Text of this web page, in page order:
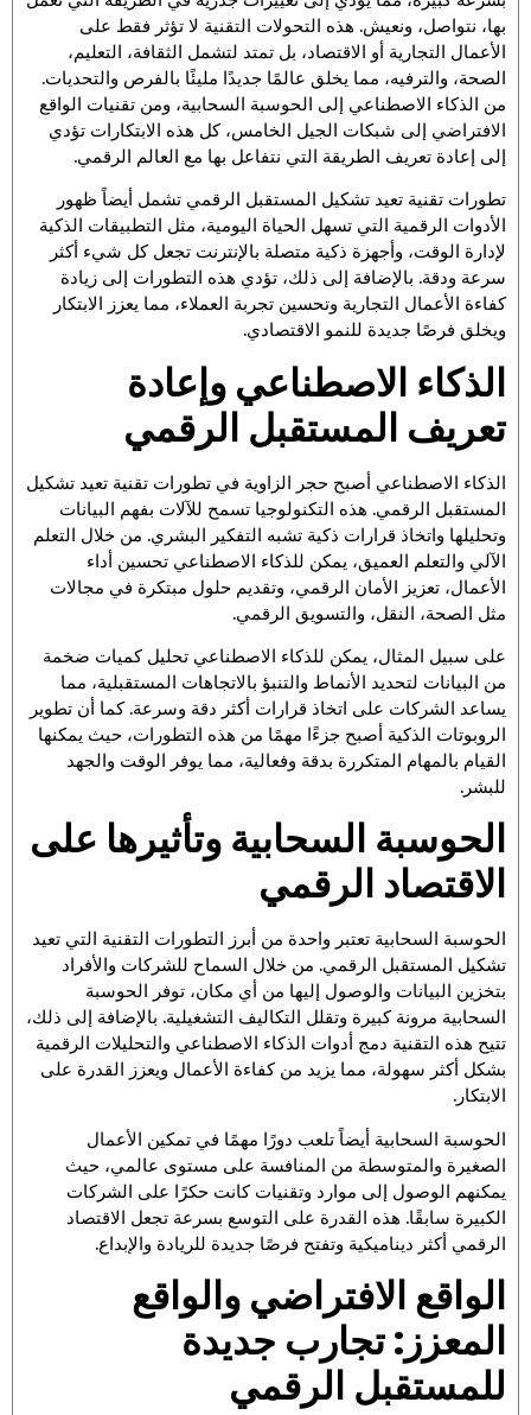
بها، نتواصل، ونعيش. هذه التحولات التقنية لا تؤثر فقط على
الأعمال التجارية أو الاقتصاد، بل تمتد لتشمل الثقافة، التعليم،
الصحة، والترفيه، مما يخلق عالمًا جديدًا مليئًا بالفرص والتحديات.
من الذكاء الاصطناعي إلى الحوسبة السحابية، ومن تقنيات الواقع
الافتراضي إلى شبكات الجيل الخامس، كل هذه الابتكارات تؤدي
إلى إعادة تعريف الطريقة التي نتفاعل بها مع العالم الرقمي.
تطورات تقنية تعيد تشكيل المستقبل الرقمي تشمل أيضاً ظهور
الأدوات الرقمية التي تسهل الحياة اليومية، مثل التطبيقات الذكية
لإدارة الوقت، وأجهزة ذكية متصلة بالإنترنت تجعل كل شيء أكثر
سرعة ودقة. بالإضافة إلى ذلك، تؤدي هذه التطورات إلى زيادة
كفاءة الأعمال التجارية وتحسين تجربة العملاء، مما يعزز الابتكار
ويخلق فرصًا جديدة للنمو الاقتصادي.
الذكاء الاصطناعي وإعادة
تعريف المستقبل الرقمي
الذكاء الاصطناعي أصبح حجر الزاوية في تطورات تقنية تعيد تشكيل
المستقبل الرقمي. هذه التكنولوجيا تسمح للآلات بفهم البيانات
وتحليلها واتخاذ قرارات ذكية تشبه التفكير البشري. من خلال التعلم
الآلي والتعلم العميق، يمكن للذكاء الاصطناعي تحسين أداء
الأعمال، تعزيز الأمان الرقمي، وتقديم حلول مبتكرة في مجالات
مثل الصحة، النقل، والتسويق الرقمي.
على سبيل المثال، يمكن للذكاء الاصطناعي تحليل كميات ضخمة
من البيانات لتحديد الأنماط والتنبؤ بالاتجاهات المستقبلية، مما
يساعد الشركات على اتخاذ قرارات أكثر دقة وسرعة. كما أن تطوير
الروبوتات الذكية أصبح جزءًا مهمًا من هذه التطورات، حيث يمكنها
القيام بالمهام المتكررة بدقة وفعالية، مما يوفر الوقت والجهد
للبشر.
الحوسبة السحابية وتأثيرها على
الاقتصاد الرقمي
الحوسبة السحابية تعتبر واحدة من أبرز التطورات التقنية التي تعيد
تشكيل المستقبل الرقمي. من خلال السماح للشركات والأفراد
بتخزين البيانات والوصول إليها من أي مكان، توفر الحوسبة
السحابية مرونة كبيرة وتقلل التكاليف التشغيلية. بالإضافة إلى ذلك،
تتيح هذه التقنية دمج أدوات الذكاء الاصطناعي والتحليلات الرقمية
بشكل أكثر سهولة، مما يزيد من كفاءة الأعمال ويعزز القدرة على
الابتكار.
الحوسبة السحابية أيضاً تلعب دورًا مهمًا في تمكين الأعمال
الصغيرة والمتوسطة من المنافسة على مستوى عالمي، حيث
يمكنهم الوصول إلى موارد وتقنيات كانت حكرًا على الشركات
الكبيرة سابقًا. هذه القدرة على التوسع بسرعة تجعل الاقتصاد
الرقمي أكثر ديناميكية وتفتح فرصًا جديدة للريادة والإبداع.
الواقع الافتراضي والواقع
المعزز: تجارب جديدة
للمستقبل الرقمي